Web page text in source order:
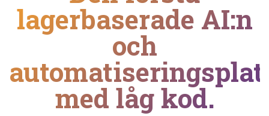
lagerbaserade AI:n
och
med låg kod.